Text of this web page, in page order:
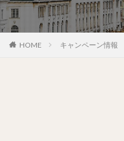
HOME キャンペーン情報